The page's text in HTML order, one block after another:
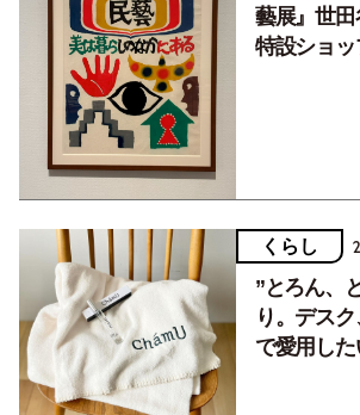
藝展』世田
特設ショ
くらし
”とろん、
り。デス
で愛用し